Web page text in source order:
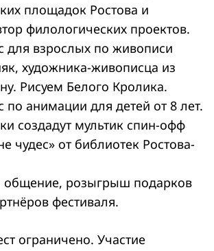
площадок Ростова и
филологических проектов.
для взрослых по живописи
художника-живописца из
Рисуем Белого Кролика.
по анимации для детей от 8 лет.
создадут мультик спин-офф
чудес» от библиотек Ростова-
общение, розыгрыш подарков
фестиваля.
ограничено. Участие